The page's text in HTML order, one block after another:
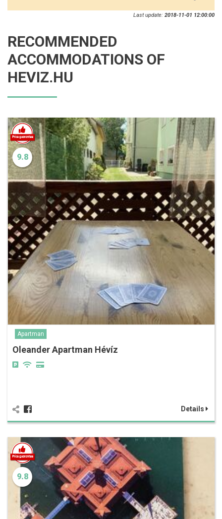
Last update: 2018-11-01 12:00:00
RECOMMENDED
ACCOMMODATIONS OF
HEVIZ.HU
9.8
Apartman
Oleander Apartman Hévíz
Details
9.8